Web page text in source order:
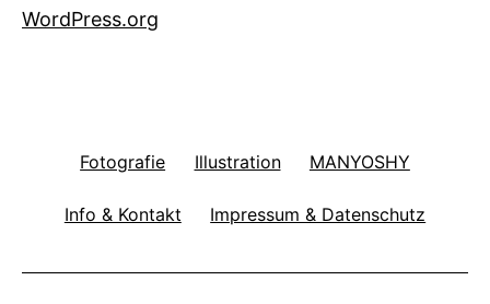
WordPress.org
Fotografie Illustration MANYOSHY
Info & Kontakt Impressum & Datenschutz